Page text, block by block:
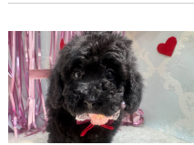
約についてお問合せ時には下記
内容を記載下さい。＊当日見学
はご希望に添えない…